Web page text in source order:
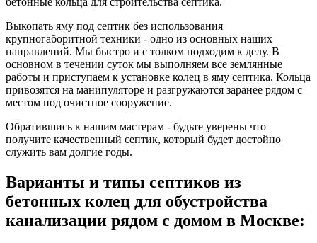
Выкопать яму под септик без использования
крупногаборитной техники - одно из основных наших
направлений. Мы быстро и с толком подходим к делу. В
основном в течении суток мы выполняем все землянные
работы и приступаем к установке колец в яму септика. Кольца
привозятся на манипуляторе и разгружаются заранее рядом с
местом под очистное сооружение.
Обратившись к нашим мастерам - будьте уверены что
получите качественный септик, который будет достойно
служить вам долгие годы.
Варианты и типы септиков из
бетонных колец для обустройства
канализации рядом с домом в Москве: